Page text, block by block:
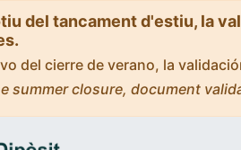
del tancament d'estiu, la
del cierre de verano, la
summer closure, document